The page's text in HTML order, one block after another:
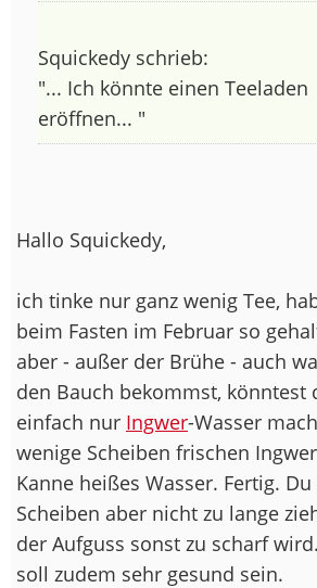
Squickedy schrieb:
"... Ich könnte einen Teeladen
eröffnen... "
Hallo Squickedy,
ich tinke nur ganz wenig Tee,
beim Fasten im Februar so
aber - außer der Brühe - auch
den Bauch bekommst, könntest
einfach nur Ingwer-Wasser
wenige Scheiben frischen
Kanne heißes Wasser. Fertig.
Scheiben aber nicht zu lange
der Aufguss sonst zu scharf
soll zudem sehr gesund sein.